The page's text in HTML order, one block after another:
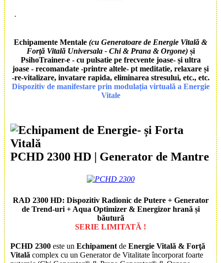
.
Echipamente Mentale (cu Generatoare de Energie Vitală &
Forţă Vitală Universala - Chi & Prana & Orgone)și
PsihoTrainer-e - cu pulsatie pe frecvente joase- și ultra
joase - recomandate -printre altele- pt meditatie, relaxare și
-re-vitalizare, invatare rapida, eliminarea stresului, etc., etc.
Dispozitiv de manifestare prin modulația virtuală a Energie
Vitale
PCHD 2300 HD | Generator de Mantre
RAD 2300 HD: Dispozitiv Radionic de Putere + Generator
de Trend-uri + Aqua Optimizer & Energizor hrană și
băutură
SERIE LIMITATĂ !
PCHD 2300 este un Echipament de Energie Vitală & Forţă
Vitală complex cu un Generator de Vitalitate încorporat foarte